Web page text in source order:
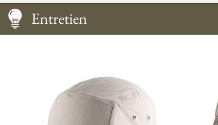
Entretien
Guide des tailles